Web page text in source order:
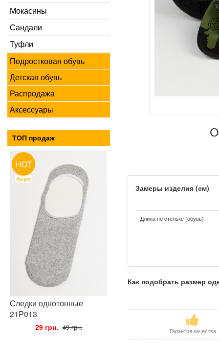
Мокасины
Сандали
Туфли
Подростковая обувь
Детская обувь
Распродажа
Аксессуары
ТОП продаж
HOT
Акция
Следки однотонные
21P013
29 грн. 49 грн.
Замеры изделия (см)
Длина по стельке (обувь)
Как подобрать размер
Гарантия качества